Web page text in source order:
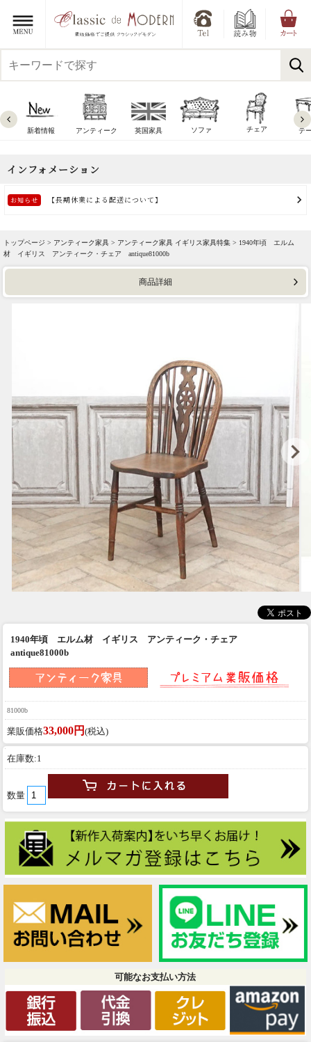
新着情報 アンティーク 英国家具 ソファ チェア テ
トップページ > アンティーク家具 > アンティーク家具 イギリス家具特集 > 1940年頃 エルム
材 イギリス アンティーク・チェア antique81000b
商品詳細
1940年頃 エルム材 イギリス アンティーク・チェア
antique81000b
81000b
業販価格33,000円 (税込)
在庫数:1
数量
可能なお支払い方法